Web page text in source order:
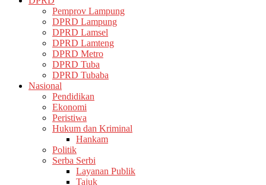
Pemprov Lampung
DPRD Lampung
DPRD Lamsel
DPRD Lamteng
DPRD Metro
DPRD Tuba
DPRD Tubaba
Nasional
Pendidikan
Ekonomi
Peristiwa
Hukum dan Kriminal
Hankam
Politik
Serba Serbi
Layanan Publik
Tajuk